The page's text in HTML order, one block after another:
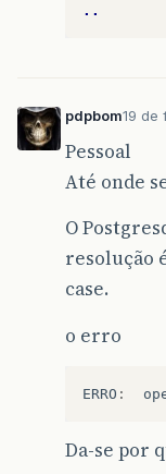
..
pdpbom19 de
Pessoal
Até onde
O
resolução
case.
o erro
ERRO :
Da-se por